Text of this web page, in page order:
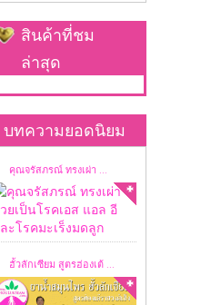
สินค้าที่ชม
ล่าสุด
บทความยอดนิยม
คุณจรัสภรณ์ ทรงเผ่า ...
ป่วยเป็นโรคเอส แอล อี
ฮั้วลักเซียม สูตรฮ่องเต้ ...
เป็น ยาน้ำสมุนไพร
สูตรต้นตำรับฮ่องเต้ ...